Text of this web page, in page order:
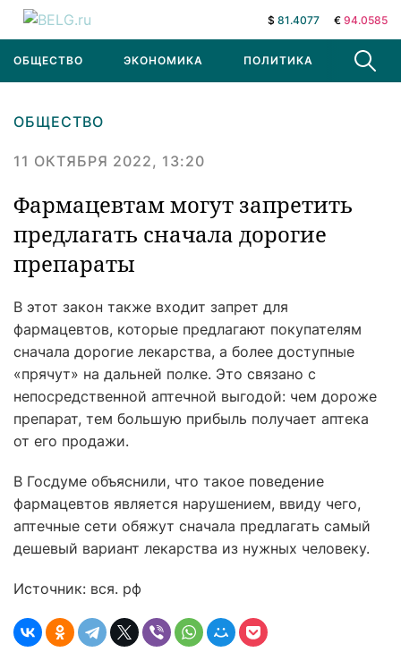
$ 81.4077 € 94.0585
ОБЩЕСТВО ЭКОНОМИКА ПОЛИТИКА В МИРЕ
ОБЩЕСТВО
11 ОКТЯБРЯ 2022, 13:20
Фармацевтам могут запретить
предлагать сначала дорогие
препараты
В этот закон также входит запрет для
фармацевтов, которые предлагают покупателям
сначала дорогие лекарства, а более доступные
«прячут» на дальней полке. Это связано с
непосредственной аптечной выгодой: чем дороже
препарат, тем большую прибыль получает аптека
от его продажи.
В Госдуме объяснили, что такое поведение
фармацевтов является нарушением, ввиду чего,
аптечные сети обяжут сначала предлагать самый
дешевый вариант лекарства из нужных человеку.
Источник: вся. рф